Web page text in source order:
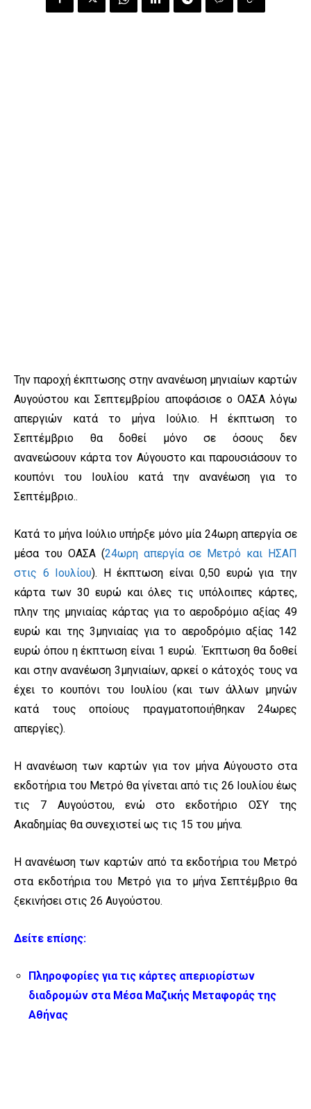
Την παροχή έκπτωσης στην ανανέωση μηνιαίων καρτών
Αυγούστου και Σεπτεμβρίου αποφάσισε ο ΟΑΣΑ λόγω
απεργιών κατά το μήνα Ιούλιο. H έκπτωση το
Σεπτέμβριο θα δοθεί μόνο σε όσους δεν
ανανεώσουν κάρτα τον Αύγουστο και παρουσιάσουν το
κουπόνι του Ιουλίου κατά την ανανέωση για το
Σεπτέμβριο..
Κατά το μήνα Ιούλιο υπήρξε μόνο μία 24ωρη απεργία σε
μέσα του ΟΑΣΑ (24ωρη απεργία σε Μετρό και ΗΣΑΠ
στις 6 Ιουλίου). H έκπτωση είναι 0,50 ευρώ για την
κάρτα των 30 ευρώ και όλες τις υπόλοιπες κάρτες,
πλην της μηνιαίας κάρτας για το αεροδρόμιο αξίας 49
ευρώ και της 3μηνιαίας για το αεροδρόμιο αξίας 142
ευρώ όπου η έκπτωση είναι 1 ευρώ. Έκπτωση θα δοθεί
και στην ανανέωση 3μηνιαίων, αρκεί ο κάτοχός τους να
έχει το κουπόνι του Ιουλίου (και των άλλων μηνών
κατά τους οποίους πραγματοποιήθηκαν 24ωρες
απεργίες).
Η ανανέωση των καρτών για τον μήνα Αύγουστο στα
εκδοτήρια του Μετρό θα γίνεται από τις 26 Ιουλίου έως
τις 7 Αυγούστου, ενώ στο εκδοτήριο ΟΣΥ της
Ακαδημίας θα συνεχιστεί ως τις 15 του μήνα.
Η ανανέωση των καρτών από τα εκδοτήρια του Μετρό
στα εκδοτήρια του Μετρό για το μήνα Σεπτέμβριο θα
ξεκινήσει στις 26 Αυγούστου.
Δείτε επίσης:
Πληροφορίες για τις κάρτες απεριορίστων
διαδρομών στα Μέσα Μαζικής Μεταφοράς της
Αθήνας